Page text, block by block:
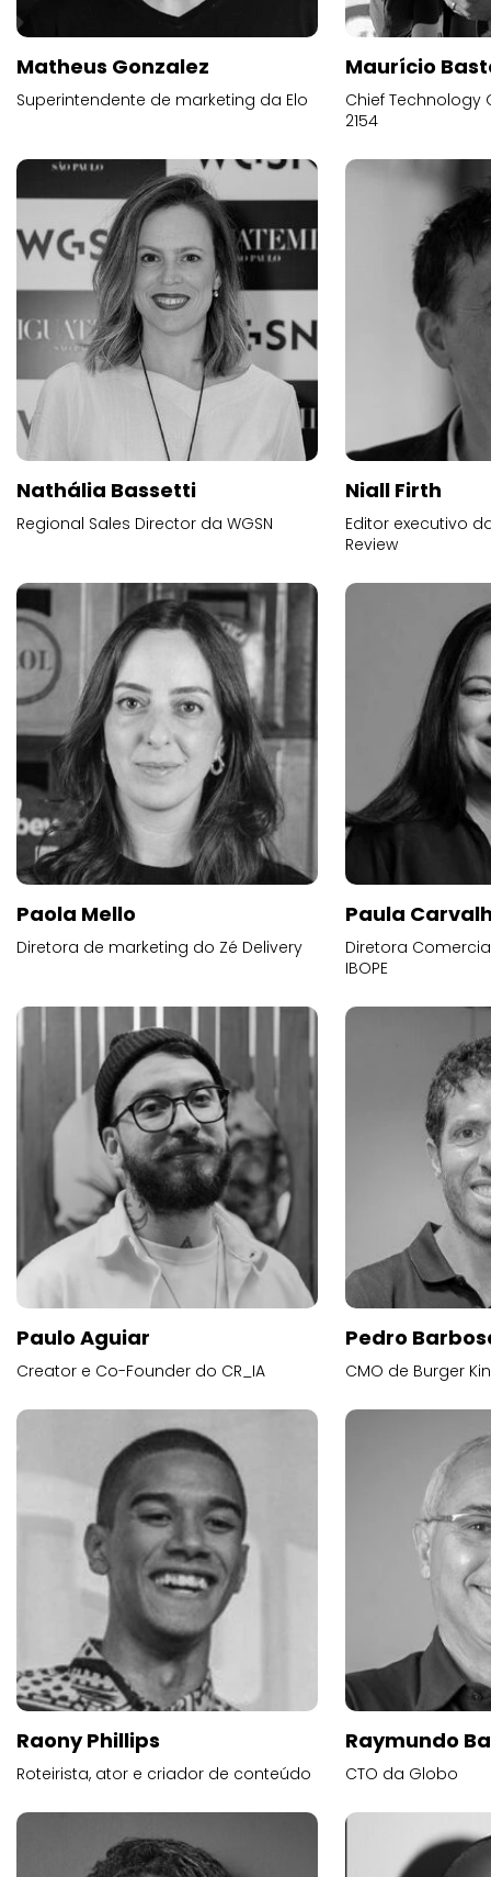
Matheus Gonzalez
Superintendente de marketing da Elo
Maurício
Chief Technology
2154
Nathália Bassetti
Regional Sales Director da WGSN
Niall Firth
Editor executivo
Review
Paola Mello
Diretora de marketing do Zé Delivery
Paula
Diretora
IBOPE
Paulo Aguiar
Creator e Co-Founder do CR_IA
Pedro
CMO de Burger
Raony Phillips
Roteirista, ator e criador de conteúdo
Raymundo
CTO da Globo